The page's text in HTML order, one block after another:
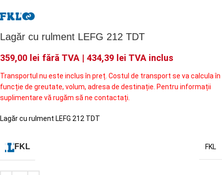
Lagăr cu rulment LEFG 212 TDT
359,00 lei fără TVA | 434,39 lei TVA inclus
Transportul nu este inclus în preț. Costul de transport se va calcula în
funcție de greutate, volum, adresa de destinație. Pentru informații
suplimentare vă rugăm să ne contactați.
Lagăr cu rulment LEFG 212 TDT
FKL FKL